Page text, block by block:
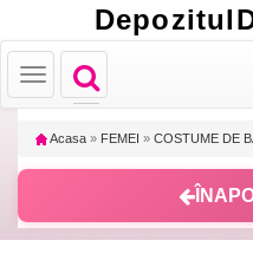
Toggle
navigation
Toggle
navigation
Acasa » FEMEI » COSTUME DE